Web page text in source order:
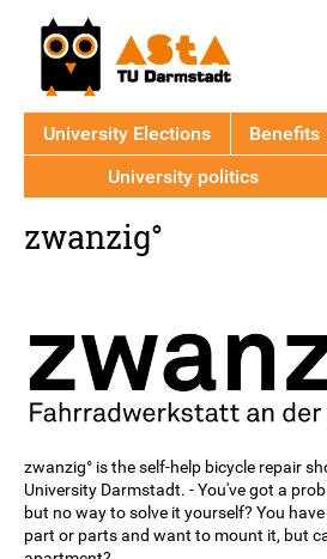
to
top
zwanzig°
zwanzig° is the self-help bicycle repair
University Darmstadt. - You've got a
but no way to solve it yourself? You
part or parts and want to mount it, but
University Elections Benefits
University politics